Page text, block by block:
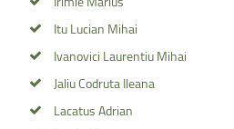
Itu Lucian Mihai
Ivanovici Laurentiu Mihai
Jaliu Codruta Ileana
Lacatus Adrian